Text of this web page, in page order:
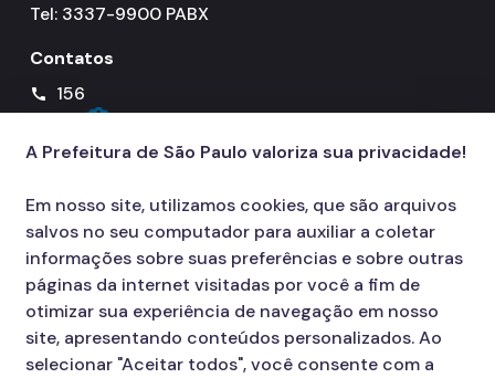
Tel: 3337-9900 PABX
Contatos
call 156
A Prefeitura de São Paulo valoriza sua privacidade!
Em nosso site, utilizamos cookies, que são arquivos
salvos no seu computador para auxiliar a coletar
informações sobre suas preferências e sobre outras
páginas da internet visitadas por você a fim de
otimizar sua experiência de navegação em nosso
site, apresentando conteúdos personalizados. Ao
selecionar "Aceitar todos", você consente com a